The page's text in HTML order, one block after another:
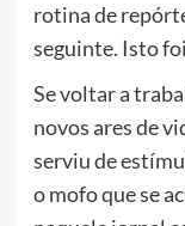
rotina de
seguinte. Isto
Se voltar a
novos ares de
serviu de
o mofo que se